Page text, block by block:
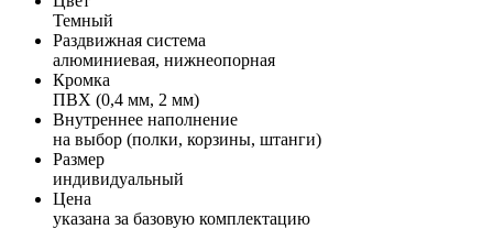
Темный
Раздвижная система
алюминиевая, нижнеопорная
Кромка
ПВХ (0,4 мм, 2 мм)
Внутреннее наполнение
на выбор (полки, корзины, штанги)
Размер
индивидуальный
Цена
указана за базовую комплектацию